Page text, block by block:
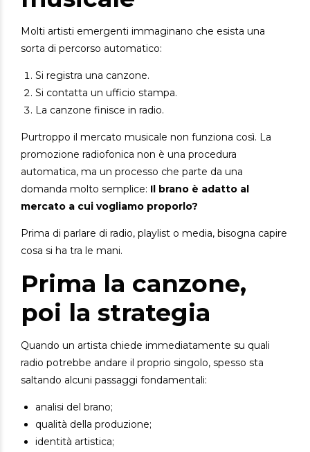
Molti artisti emergenti immaginano che esista una
sorta di percorso automatico:
Si registra una canzone.
Si contatta un ufficio stampa.
La canzone finisce in radio.
Purtroppo il mercato musicale non funziona così. La
promozione radiofonica non è una procedura
automatica, ma un processo che parte da una
domanda molto semplice: Il brano è adatto al
mercato a cui vogliamo proporlo?
Prima di parlare di radio, playlist o media, bisogna capire
cosa si ha tra le mani.
Prima la canzone,
poi la strategia
Quando un artista chiede immediatamente su quali
radio potrebbe andare il proprio singolo, spesso sta
saltando alcuni passaggi fondamentali:
analisi del brano;
qualità della produzione;
identità artistica;